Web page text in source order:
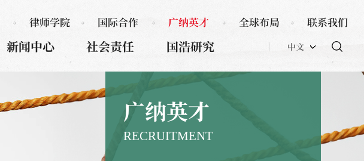
新闻中心 社会责任 国浩研究 中文
律师学院 国际合作 广纳英才 全球布局 联系我们
广纳英才
RECRUITMENT